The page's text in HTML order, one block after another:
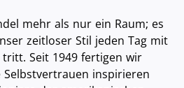
mehr als nur ein Raum; es
zeitloser Stil jeden Tag mit
Seit 1949 fertigen wir
inspirieren